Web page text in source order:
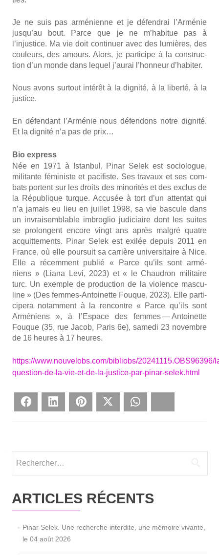
Je ne suis pas armé­nienne et je défen­drai l’Arménie
jusqu’au bout. Parce que je ne m’habitue pas à
l’injustice. Ma vie doit conti­nuer avec des lumières, des
cou­leurs, des amours. Alors, je par­ti­cipe à la construc­
tion d’un monde dans lequel j’aurai l’honneur d’habiter.
Nous avons sur­tout inté­rêt à la digni­té, à la liber­té, à la
jus­tice.
En défen­dant l’Arménie nous défen­dons notre digni­té.
Et la digni­té n’a pas de prix…
Bio express
Née en 1971 à Istan­bul, Pinar Selek est socio­logue,
mili­tante fémi­niste et paci­fiste. Ses tra­vaux et ses com­
bats portent sur les droits des mino­ri­tés et des exclus de
la Répu­blique turque. Accu­sée à tort d’un atten­tat qui
n’a jamais eu lieu en juillet 1998, sa vie bas­cule dans
un invrai­sem­blable imbro­glio judi­ciaire dont les suites
se pro­longent encore vingt ans après mal­gré quatre
acquit­te­ments. Pinar Selek est exi­lée depuis 2011 en
France, où elle pour­suit sa car­rière uni­ver­si­taire à Nice.
Elle a récem­ment publié « Parce qu’ils sont armé­
niens » (Lia­na Levi, 2023) et « le Chau­dron mili­taire
turc. Un exemple de pro­duc­tion de la vio­lence mas­cu­
line » (Des femmes-Antoi­nette Fouque, 2023). Elle par­ti­
ci­pe­ra notam­ment à la ren­contre « Parce qu’ils sont
Armé­niens », à l’Espace des femmes — Antoi­nette
Fouque (35, rue Jacob, Paris 6e), same­di 23 novembre
de 16 heures à 17 heures.
https://www.nouvelobs.com/bibliobs/20241115.OBS96396/
question-de-la-vie-et-de-la-justice-par-pinar-selek.html
Face­bookLin­ke­dIn Pin­te­rest Twit­ter
ARTICLES RÉCENTS
Pinar Selek. Une recherche interdite, une mémoire vivante,
le 04 août 2026